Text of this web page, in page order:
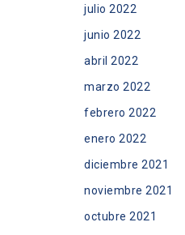
julio 2022
junio 2022
abril 2022
marzo 2022
febrero 2022
enero 2022
diciembre 2021
noviembre 2021
octubre 2021